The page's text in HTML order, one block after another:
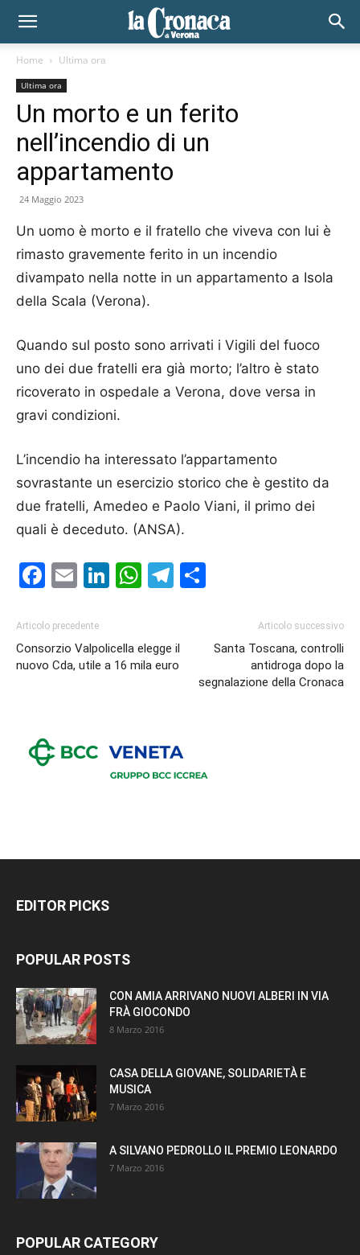
Home Ultima ora
Ultima ora
Un morto e un ferito
nell’incendio di un
appartamento
24 Maggio 2023
Un uomo è morto e il fratello che viveva con lui è
rimasto gravemente ferito in un incendio
divampato nella notte in un appartamento a Isola
della Scala (Verona).
Quando sul posto sono arrivati i Vigili del fuoco
uno dei due fratelli era già morto; l’altro è stato
ricoverato in ospedale a Verona, dove versa in
gravi condizioni.
L’incendio ha interessato l’appartamento
sovrastante un esercizio storico che è gestito da
due fratelli, Amedeo e Paolo Viani, il primo dei
quali è deceduto. (ANSA).
Facebook
EmailLinkedIn
WhatsApp
Telegram
Articolo precedente
Consorzio Valpolicella elegge il
nuovo Cda, utile a 16 mila euro
Articolo successivo
Santa Toscana, controlli
antidroga dopo la
segnalazione della Cronaca
EDITOR PICKS
POPULAR POSTS
CON AMIA ARRIVANO NUOVI ALBERI IN VIA
FRÀ GIOCONDO
8 Marzo 2016
CASA DELLA GIOVANE, SOLIDARIETÀ E
MUSICA
7 Marzo 2016
A SILVANO PEDROLLO IL PREMIO LEONARDO
7 Marzo 2016
POPULAR CATEGORY